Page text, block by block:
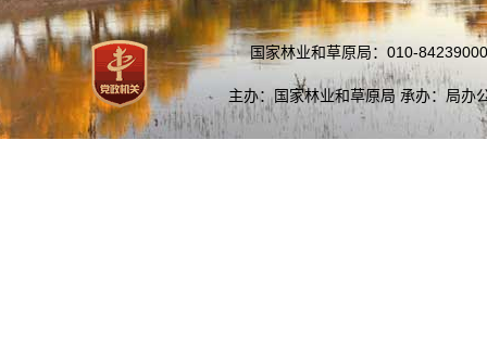
国家林业和草原局：010-
主办：国家林业和草原局 承办：局办